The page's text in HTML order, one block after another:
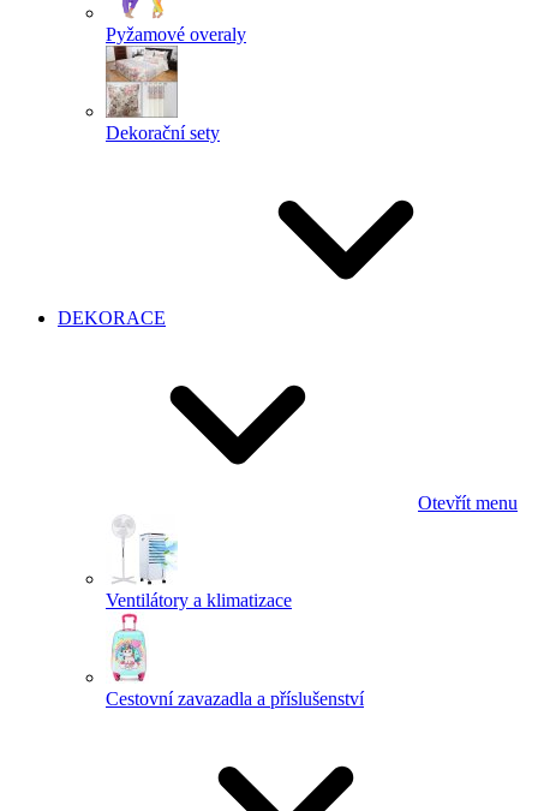
Pyžamové overaly
Dekorační sety
DEKORACE
Otevřít menu
Ventilátory a klimatizace
Cestovní zavazadla a příslušenství